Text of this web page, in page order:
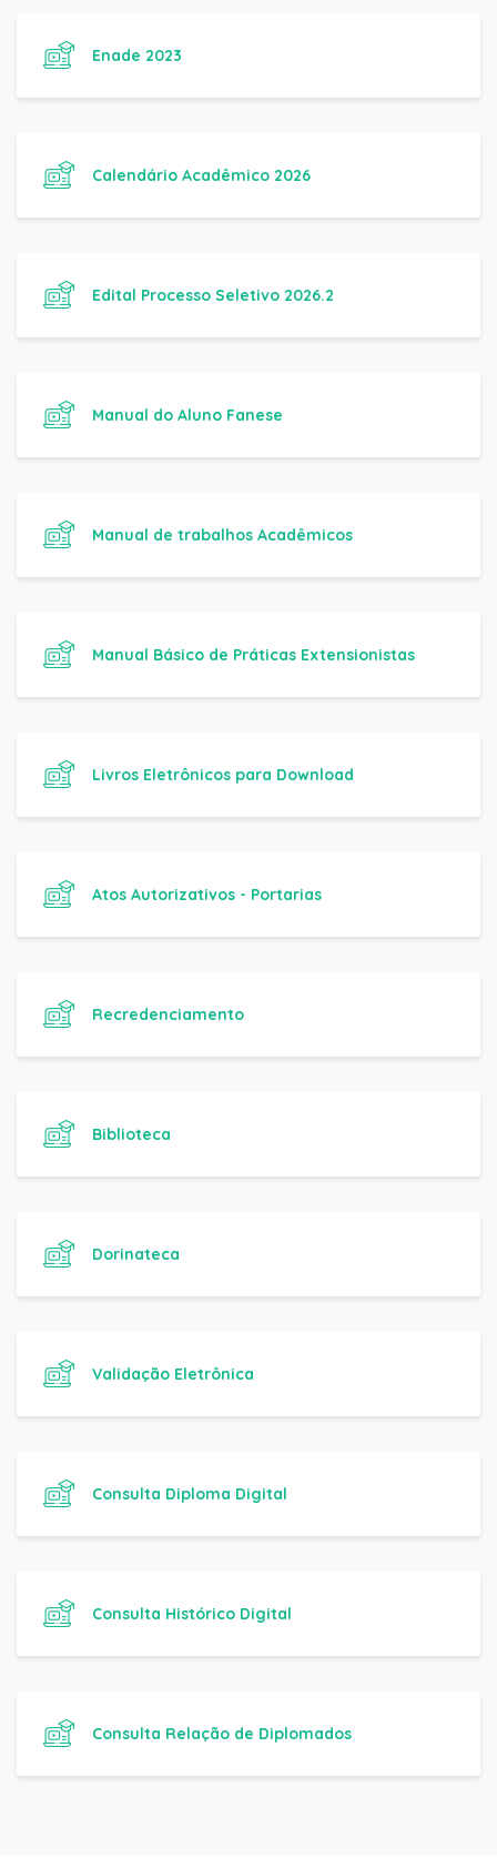
Enade 2023
Calendário Acadêmico 2026
Edital Processo Seletivo 2026.2
Manual do Aluno Fanese
Manual de trabalhos Acadêmicos
Manual Básico de Práticas Extensionistas
Livros Eletrônicos para Download
Atos Autorizativos - Portarias
Recredenciamento
Biblioteca
Dorinateca
Validação Eletrônica
Consulta Diploma Digital
Consulta Histórico Digital
Consulta Relação de Diplomados